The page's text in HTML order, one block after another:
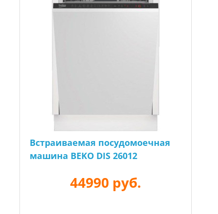
Встраиваемая посудомоечная
машина BEKO DIS 26012
44990 руб.